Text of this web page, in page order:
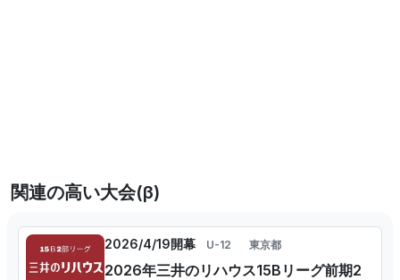
関連の高い大会(β)
2026/4/19開幕 U-12 東京都
2026年三井のリハウス15Bリーグ前期2